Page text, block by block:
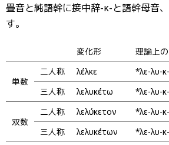
畳音と純語幹に接中辞-κ-と語幹母音
す。
変化形 理論上
単数
二人称 λέλῦκε
*λε-λυ-
三人称
λελυκέτω *λε-λυ-
双数
二人称 λελύκετον
*λε-λυ-
三人称
λελυκέτων *λε-λυ-